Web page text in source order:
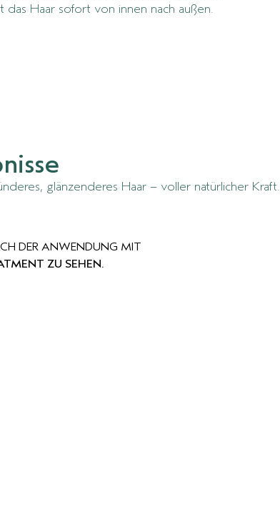
das Haar sofort von innen nach außen.
glänzenderes Haar – voller natürlicher Kraft.
DER ANWENDUNG MIT
ZU SEHEN.